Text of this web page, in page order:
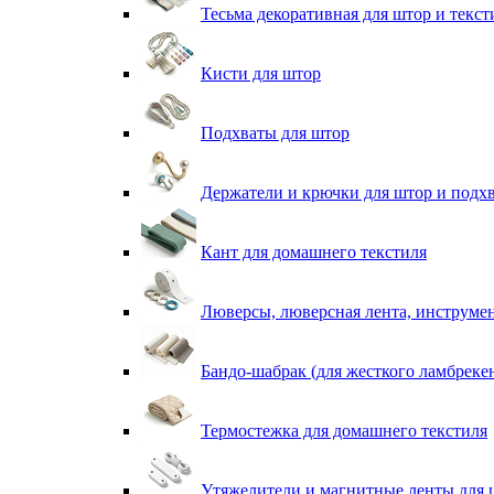
Тесьма декоративная для штор и
Кисти для штор
Подхваты для штор
Держатели и крючки для штор и
Кант для домашнего текстиля
Люверсы, люверсная лента,
Бандо-шабрак (для жесткого
Термостежка для домашнего текстиля
Утяжелители и магнитные ленты для